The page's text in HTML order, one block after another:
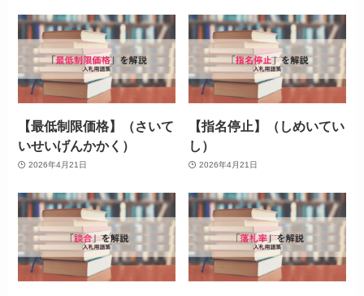
【最低制限価格】（さいて
いせいげんかかく）
2026年4月21日
【指名停止】（しめいてい
し）
2026年4月21日